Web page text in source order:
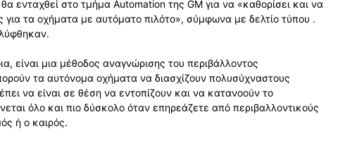
ενταχθεί στο τμήμα Automation της GM για να «καθορίσει και να
για τα οχήματα με αυτόματο πιλότο», σύμφωνα με δελτίο τύπου .
είναι μια μέθοδος αναγνώρισης του περιβάλλοντος
τα αυτόνομα οχήματα να διασχίζουν πολυσύχναστους
να είναι σε θέση να εντοπίζουν και να κατανοούν το
όλο και πιο δύσκολο όταν επηρεάζετε από περιβαλλοντικούς
ή ο καιρός.